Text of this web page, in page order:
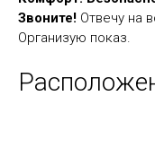
Звоните! Отвечу на
Организую показ.